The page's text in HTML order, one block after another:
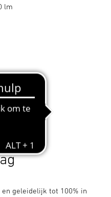
lm
geleidelijk tot 100% in